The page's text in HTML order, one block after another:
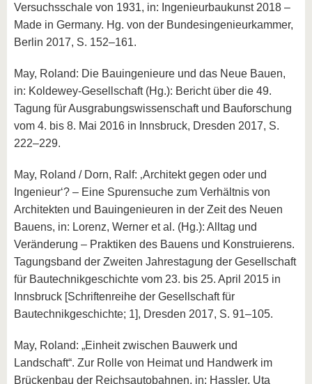
Versuchsschale von 1931, in: Ingenieurbaukunst 2018 –
Made in Germany. Hg. von der Bundesingenieurkammer,
Berlin 2017, S. 152–161.
May, Roland: Die Bauingenieure und das Neue Bauen,
in: Koldewey-Gesellschaft (Hg.): Bericht über die 49.
Tagung für Ausgrabungswissenschaft und Bauforschung
vom 4. bis 8. Mai 2016 in Innsbruck, Dresden 2017, S.
222–229.
May, Roland / Dorn, Ralf: ‚Architekt gegen oder und
Ingenieur‘? – Eine Spurensuche zum Verhältnis von
Architekten und Bauingenieuren in der Zeit des Neuen
Bauens, in: Lorenz, Werner et al. (Hg.): Alltag und
Veränderung – Praktiken des Bauens und Konstruierens.
Tagungsband der Zweiten Jahrestagung der Gesellschaft
für Bautechnikgeschichte vom 23. bis 25. April 2015 in
Innsbruck [Schriftenreihe der Gesellschaft für
Bautechnikgeschichte; 1], Dresden 2017, S. 91–105.
May, Roland: „Einheit zwischen Bauwerk und
Landschaft“. Zur Rolle von Heimat und Handwerk im
Brückenbau der Reichsautobahnen, in: Hassler, Uta